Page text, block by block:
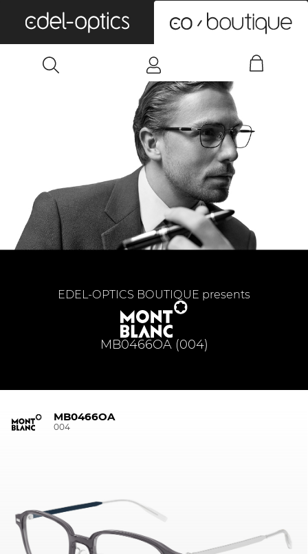
MB0466OA (004)
EDEL-OPTICS BOUTIQUE presents
MB0466OA
004